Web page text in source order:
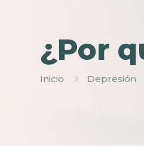
¿Por
Inicio Depresión